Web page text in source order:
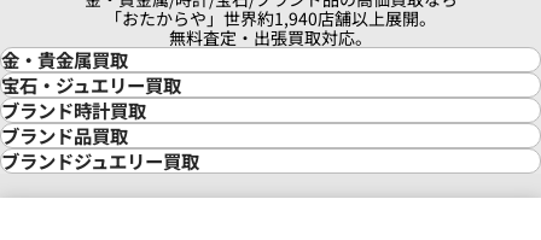
「おたからや」世界約1,940店舗以上展開。
無料査定・出張買取対応。
金・貴金属買取
金買取
金の相場価格情報
金の参考買取価格一覧
インゴット買取
インゴットの相場価格情報
24金買取
宝石・ジュエリー買取
宝石・ジュエリー買取
ダイヤモンド買取
ダイヤモンド・宝石の参考価格一覧
リング・結婚指輪買取
エメラルド買取
ブランド時計買取
時計買取
ロレックス買取
ロレックス デイトナ買取
ロレックス サブマリーナー買取
ブランド品買取
ブランド買取
ブランドジュエリー買取